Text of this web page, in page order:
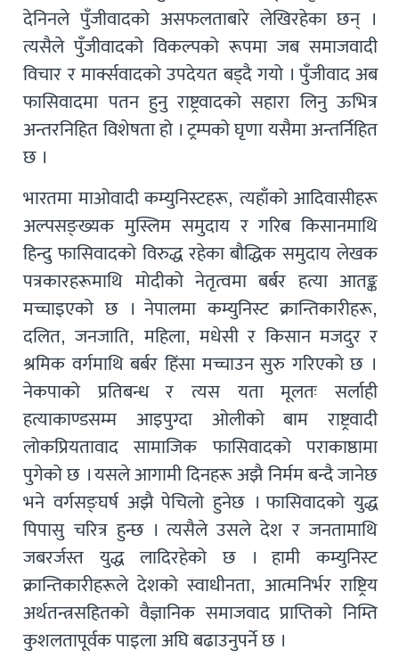
देनिनले पुँजीवादको असफलताबारे लेखिरहेका छन् ।
त्यसैले पुँजीवादको विकल्पको रूपमा जब समाजवादी
विचार र मार्क्सवादको उपदेयत बड्दै गयो । पुँजीवाद अब
फासिवादमा पतन हुनु राष्ट्रवादको सहारा लिनु ऊभित्र
अन्तरनिहित विशेषता हो । ट्रम्पको घृणा यसैमा अन्तर्निहित
छ ।
भारतमा माओवादी कम्युनिस्टहरू, त्यहाँको आदिवासीहरू
अल्पसङ्ख्यक मुस्लिम समुदाय र गरिब किसानमाथि
हिन्दु फासिवादको विरुद्ध रहेका बौद्धिक समुदाय लेखक
पत्रकारहरूमाथि मोदीको नेतृत्वमा बर्बर हत्या आतङ्क
मच्चाइएको छ । नेपालमा कम्युनिस्ट क्रान्तिकारीहरू,
दलित, जनजाति, महिला, मधेसी र किसान मजदुर र
श्रमिक वर्गमाथि बर्बर हिंसा मच्चाउन सुरु गरिएको छ ।
नेकपाको प्रतिबन्ध र त्यस यता मूलतः सर्लाही
हत्याकाण्डसम्म आइपुग्दा ओलीको बाम राष्ट्रवादी
लोकप्रियतावाद सामाजिक फासिवादको पराकाष्ठामा
पुगेको छ । यसले आगामी दिनहरू अझै निर्मम बन्दै जानेछ
भने वर्गसङ्घर्ष अझै पेचिलो हुनेछ । फासिवादको युद्ध
पिपासु चरित्र हुन्छ । त्यसैले उसले देश र जनतामाथि
जबरर्जस्त युद्ध लादिरहेको छ । हामी कम्युनिस्ट
क्रान्तिकारीहरूले देशको स्वाधीनता, आत्मनिर्भर राष्ट्रिय
अर्थतन्त्रसहितको वैज्ञानिक समाजवाद प्राप्तिको निम्ति
कुशलतापूर्वक पाइला अघि बढाउनुपर्ने छ ।